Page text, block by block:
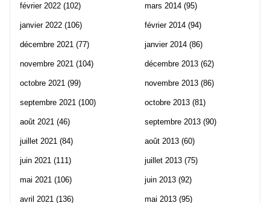
février 2022 (102)
janvier 2022 (106)
décembre 2021 (77)
novembre 2021 (104)
octobre 2021 (99)
septembre 2021 (100)
août 2021 (46)
juillet 2021 (84)
juin 2021 (111)
mai 2021 (106)
avril 2021 (136)
mars 2014 (95)
février 2014 (94)
janvier 2014 (86)
décembre 2013 (62)
novembre 2013 (86)
octobre 2013 (81)
septembre 2013 (90)
août 2013 (60)
juillet 2013 (75)
juin 2013 (92)
mai 2013 (95)